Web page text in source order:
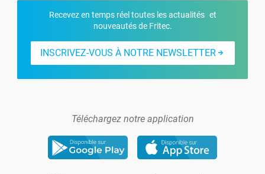
Recevez en temps réel toutes les actualités et
nouveautés de Fritec.
INSCRIVEZ-VOUS À NOTRE NEWSLETTER
Téléchargez notre application